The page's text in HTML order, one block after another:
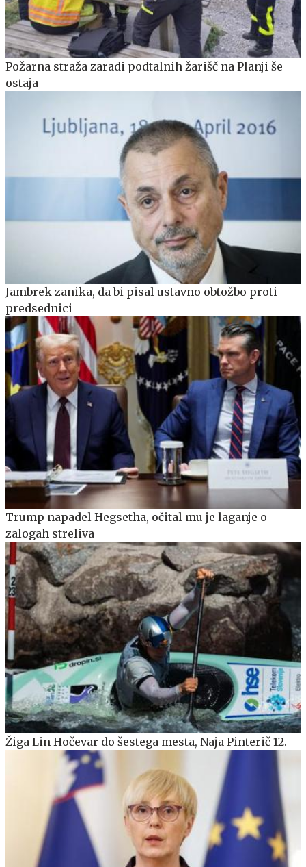
Požarna straža zaradi podtalnih žarišč na Planji še
ostaja
Jambrek zanika, da bi pisal ustavno obtožbo proti
predsednici
Trump napadel Hegsetha, očital mu je laganje o
zalogah streliva
Žiga Lin Hočevar do šestega mesta, Naja Pinterič 12.